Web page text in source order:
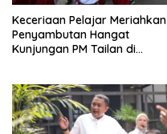
Keceriaan Pelajar Meriahkan
Penyambutan Hangat
Kunjungan PM Tailan di